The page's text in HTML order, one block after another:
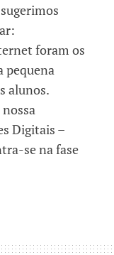
foram os
pequena
alunos.
Digitais –
se na fase